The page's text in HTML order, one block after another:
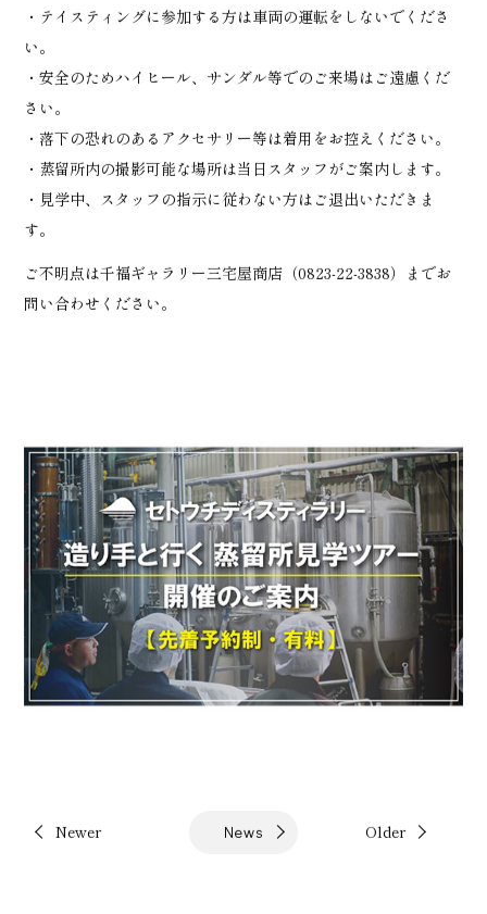
・テイスティングに参加する方は車両の運転をしないでくださ
い。
・安全のためハイヒール、サンダル等でのご来場はご遠慮くだ
さい。
・落下の恐れのあるアクセサリー等は着用をお控えください。
・蒸留所内の撮影可能な場所は当日スタッフがご案内します。
・見学中、スタッフの指示に従わない方はご退出いただきま
す。
ご不明点は千福ギャラリー三宅屋商店（0823-22-3838）までお
問い合わせください。
Newer News Older